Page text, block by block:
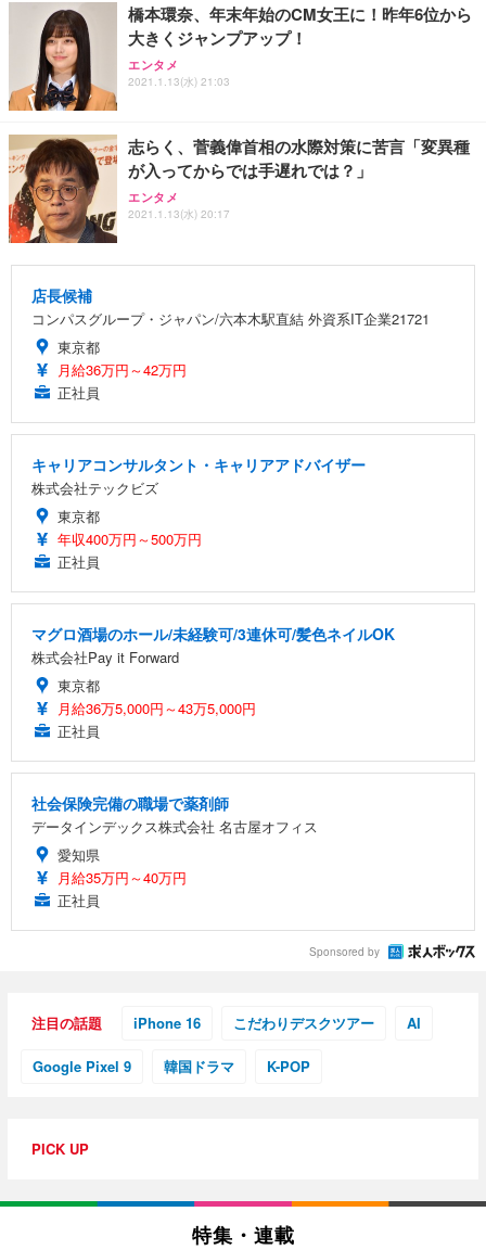
橋本環奈、年末年始のCM女王に！昨年6位から
大きくジャンプアップ！
エンタメ
2021.1.13(水) 21:03
志らく、菅義偉首相の水際対策に苦言「変異種
が入ってからでは手遅れでは？」
エンタメ
2021.1.13(水) 20:17
店長候補
コンパスグループ・ジャパン/六本木駅直結 外資系IT企業21721
東京都
月給36万円～42万円
正社員
キャリアコンサルタント・キャリアアドバイザー
株式会社テックビズ
東京都
年収400万円～500万円
正社員
マグロ酒場のホール/未経験可/3連休可/髪色ネイルOK
株式会社Pay it Forward
東京都
月給36万5,000円～43万5,000円
正社員
社会保険完備の職場で薬剤師
データインデックス株式会社 名古屋オフィス
愛知県
月給35万円～40万円
正社員
Sponsored by
注目の話題 iPhone 16 こだわりデスクツアー AI
Google Pixel 9 韓国ドラマ K-POP
PICK UP
特集・連載